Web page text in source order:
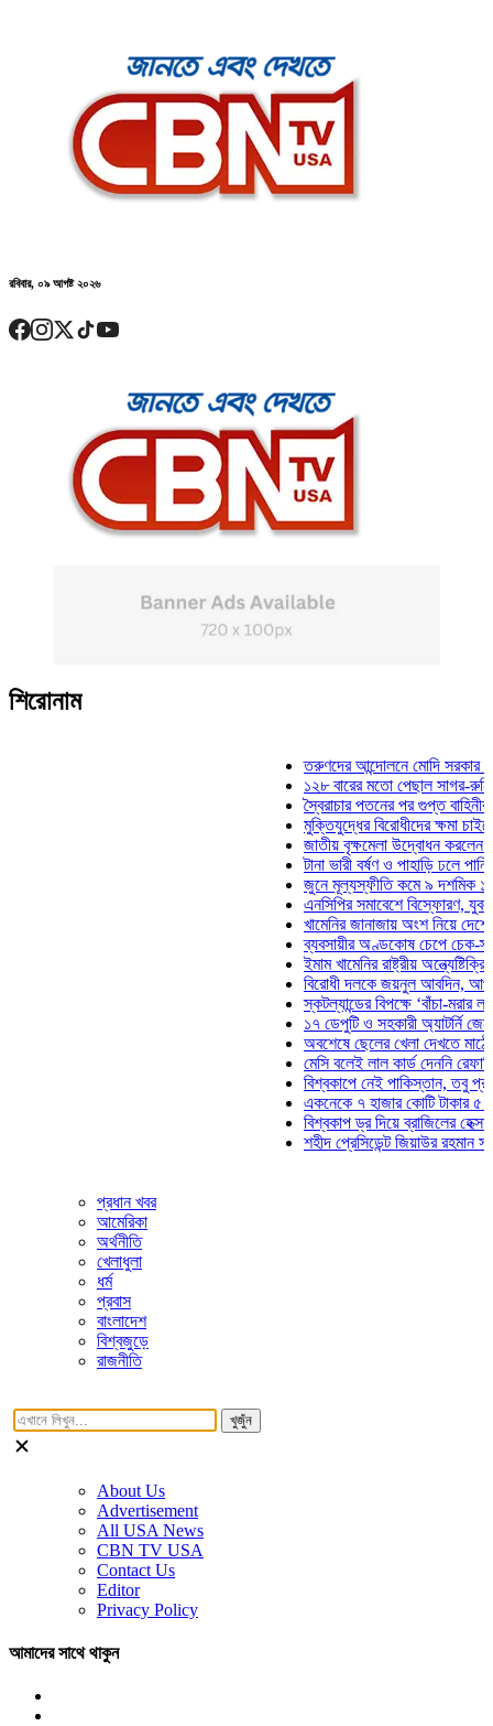
রবিবার, ০৯ আগষ্ট ২০২৬
শিরোনাম
তরুণদের আন্দোলনে মোদি সরকার দুর্বল
১২৮ বারের মতো পেছাল সাগর-রুনি
স্বৈরাচার পতনের পর গুপ্ত বাহিনীর
মুক্তিযুদ্ধের বিরোধীদের ক্ষমা চাইতে
জাতীয় বৃক্ষমেলা উদ্বোধন করলেন
টানা ভারী বর্ষণ ও পাহাড়ি ঢলে পানিবন্দি
জুনে মূল্যস্ফীতি কমে ৯ দশমিক ১৬
এনসিপির সমাবেশে বিস্ফোরণ, যুবলীগের
খামেনির জানাজায় অংশ নিয়ে দেশে
ব্যবসায়ীর অণ্ডকোষ চেপে চেক-স্ট্যাম্পে
ইমাম খামেনির রাষ্ট্রীয় অন্ত্যেষ্টিক্রিয়ায়
বিরোধী দলকে জয়নুল আবদিন, আপনারা
স্কটল্যান্ডের বিপক্ষে ‘বাঁচা-মরার
১৭ ডেপুটি ও সহকারী অ্যাটর্নি
অবশেষে ছেলের খেলা দেখতে মাঠে
মেসি বলেই লাল কার্ড দেননি রেফারি!
বিশ্বকাপে নেই পাকিস্তান, তবু প্রতিটি
একনেকে ৭ হাজার কোটি টাকার ৫
বিশ্বকাপ ড্র দিয়ে ব্রাজিলের হেক্সা মিশন
শহীদ প্রেসিডেন্ট জিয়াউর রহমান
প্রধান খবর
আমেরিকা
অর্থনীতি
খেলাধুলা
ধর্ম
প্রবাস
বাংলাদেশ
বিশ্বজুড়ে
রাজনীতি
খুজুঁন
About Us
Advertisement
All USA News
CBN TV USA
Contact Us
Editor
Privacy Policy
আমাদের সাথে থাকুন